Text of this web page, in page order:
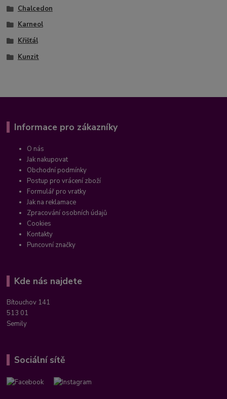
Chalcedon
Karneol
Křišťál
Kunzit
Informace pro zákazníky
O nás
Jak nakupovat
Obchodní podmínky
Postup pro vrácení zboží
Formulář pro vratky
Jak na reklamace
Zpracování osobních údajů
Cookies
Kontakty
Puncovní značky
Kde nás najdete
Bítouchov 141
513 01
Semily
Sociální sítě